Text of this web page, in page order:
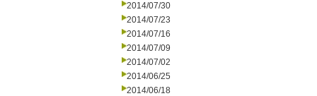
2014/07/30
2014/07/23
2014/07/16
2014/07/09
2014/07/02
2014/06/25
2014/06/18